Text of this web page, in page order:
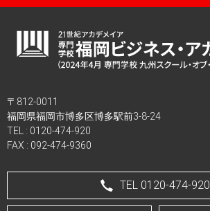
〒812-0011
福岡県福岡市博多区博多駅前3-8-24
TEL : 0120-474-920
FAX : 092-474-9360
TEL 0120-474-920